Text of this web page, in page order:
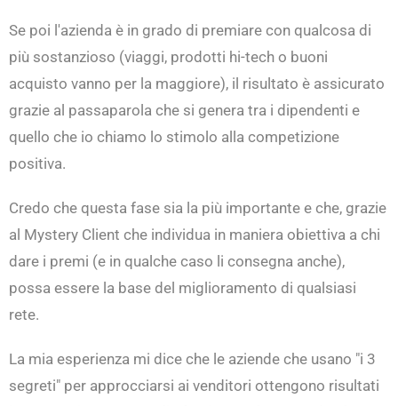
Se poi l'azienda è in grado di premiare con qualcosa di
più sostanzioso (viaggi, prodotti hi-tech o buoni
acquisto vanno per la maggiore), il risultato è assicurato
grazie al passaparola che si genera tra i dipendenti e
quello che io chiamo lo stimolo alla competizione
positiva.
Credo che questa fase sia la più importante e che, grazie
al Mystery Client che individua in maniera obiettiva a chi
dare i premi (e in qualche caso li consegna anche),
possa essere la base del miglioramento di qualsiasi
rete.
La mia esperienza mi dice che le aziende che usano "i 3
segreti" per approcciarsi ai venditori ottengono risultati